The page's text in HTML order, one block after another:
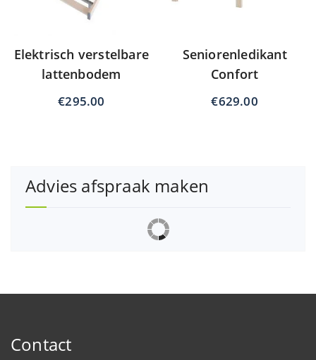
Elektrisch verstelbare
lattenbodem
€295.00
Seniorenledikant
Confort
€629.00
Advies afspraak maken
Contact